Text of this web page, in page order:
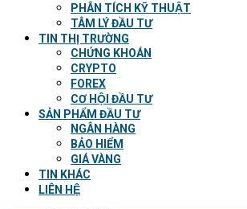
PHÂN TÍCH KỸ THUẬT
TÂM LÝ ĐẦU TƯ
TIN THỊ TRƯỜNG
CHỨNG KHOÁN
CRYPTO
FOREX
CƠ HỘI ĐẦU TƯ
SẢN PHẨM ĐẦU TƯ
NGÂN HÀNG
BẢO HIỂM
GIÁ VÀNG
TIN KHÁC
LIÊN HỆ